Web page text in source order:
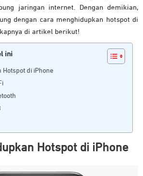
jaringan internet. Dengan demikian,
dengan cara menghidupkan hotspot di
di artikel berikut!
ini
Hotspot di iPhone
Hotspot di iPhone